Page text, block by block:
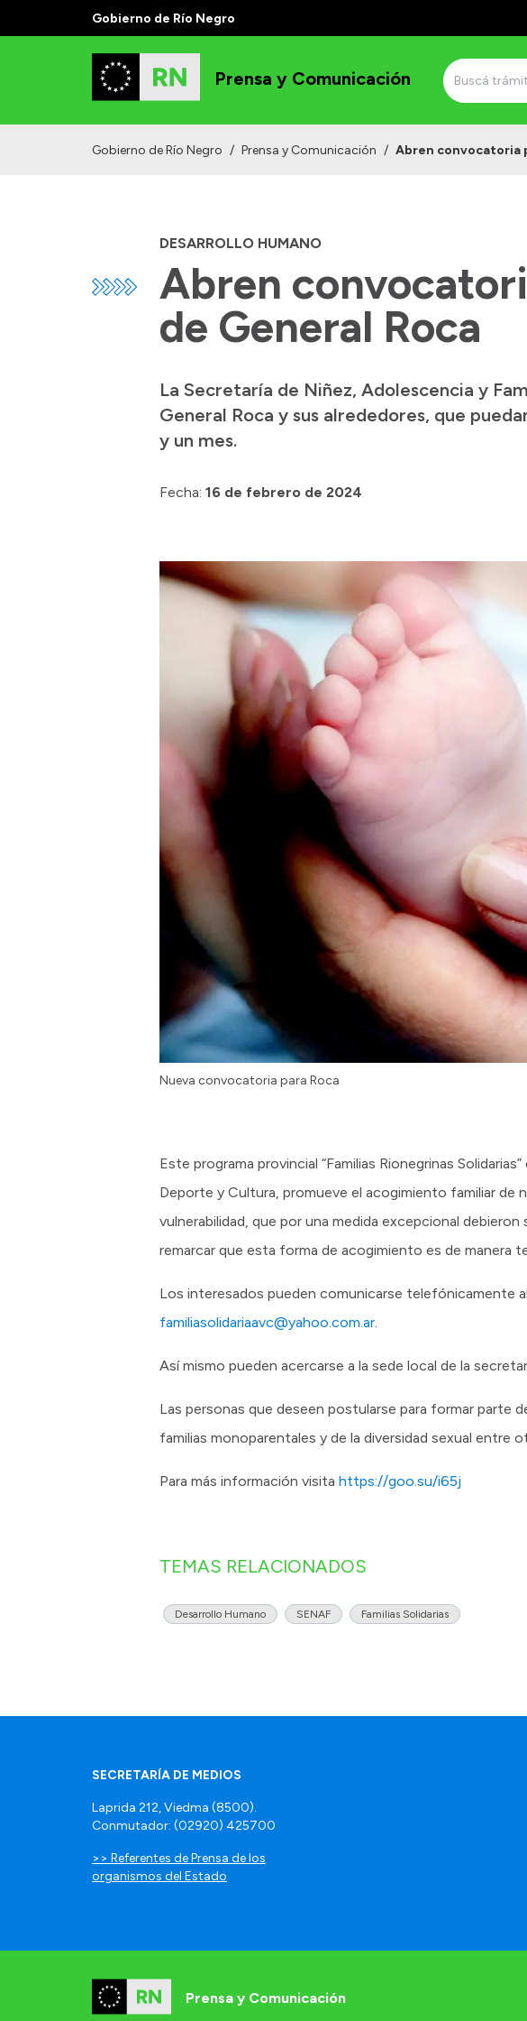
Gobierno de Río Negro
Prensa y Comunicación
Gobierno de Río Negro / Prensa y Comunicación / Abren convocatoria
DESARROLLO HUMANO
Abren
de General Roca
La Secretaría de Niñez, Adolescencia y
General Roca y sus alrededores, que
y un mes.
Fecha: 16 de febrero de 2024
Nueva convocatoria para Roca
Este programa provincial “Familias Rionegrinas
Deporte y Cultura, promueve el acogimiento familiar de
vulnerabilidad, que por una medida excepcional
remarcar que esta forma de acogimiento es de manera
Los interesados pueden comunicarse telefónicamente
familiasolidariaavc@yahoo.com.ar.
Así mismo pueden acercarse a la sede local de la
Las personas que deseen postularse para formar parte
familias monoparentales y de la diversidad sexual entre
Para más información visita https://goo.su/i65j
TEMAS RELACIONADOS
Desarrollo Humano SENAF Familias Solidarias
SECRETARÍA DE MEDIOS
Laprida 212, Viedma (8500).
Conmutador: (02920) 425700
>> Referentes de Prensa de los
organismos del Estado
Prensa y Comunicación